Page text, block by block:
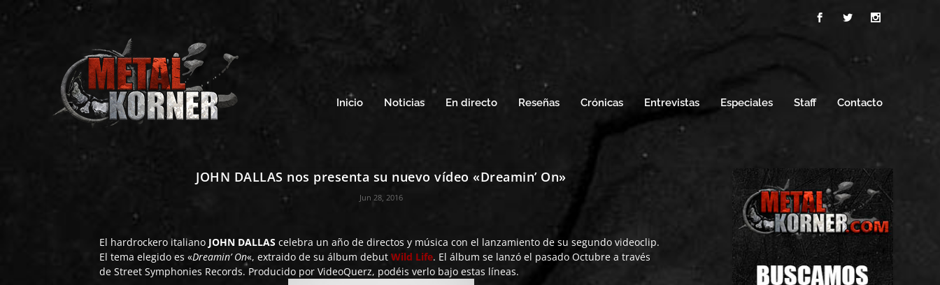
Inicio Noticias En directo Reseñas Crónicas Entrevistas Especiales Staff Contacto
JOHN DALLAS nos presenta su nuevo vídeo «Dreamin’ On»
Jun 28, 2016
El hardrockero italiano JOHN DALLAS celebra un año de directos y música con el lanzamiento de su segundo videoclip.
El tema elegido es «Dreamin’ On«, extraido de su álbum debutWild Life. El álbum se lanzó el pasado Octubre a través
de Street Symphonies Records. Producido por VideoQuerz, podéis verlo bajo estas líneas.